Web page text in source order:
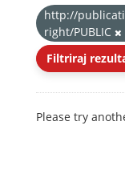
http://
right/PUBLIC
Filtriraj
Please try